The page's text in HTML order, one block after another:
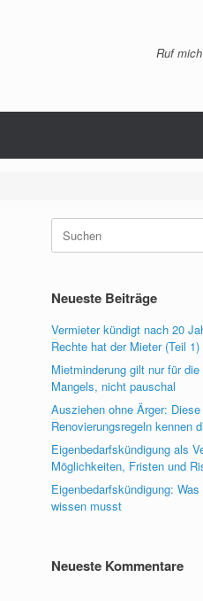
Ruf
Suchen
nach:
Neueste Beiträge
Vermieter kündigt nach 20
Rechte hat der Mieter (Teil 1)
Mietminderung gilt nur für die
Mangels, nicht pauschal
Ausziehen ohne Ärger: Diese
Renovierungsregeln kennen
Eigenbedarfskündigung als
Möglichkeiten, Fristen und
Eigenbedarfskündigung:
wissen musst
Neueste Kommentare